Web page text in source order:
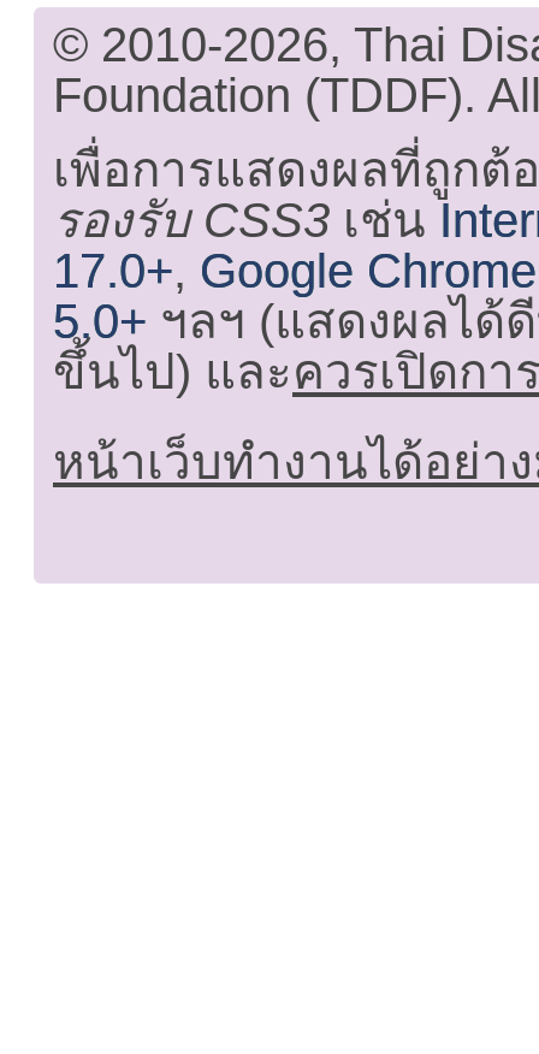
© 2010-2026, Thai
Foundation (TDDF).
เพื่อการแสดงผลที่ถูกต้
รองรับ CSS3 เช่น
17.0+, Google
5.0+ ฯลฯ (แสดงผลได้
ขึ้นไป) และควรเปิดกา
หน้าเว็บทำงานได้อย่า